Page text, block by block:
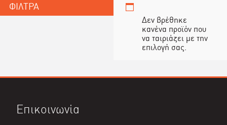
ΦΙΛΤΡΑ
Δεν βρέθηκε
κανένα προϊόν που
να ταιριάζει με την
επιλογή σας.
Επικοινωνία